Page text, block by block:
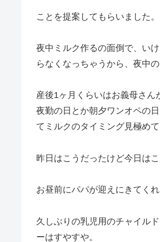
ことを提案してもらいました。
夜中ミルク作るの面倒で、い
らなくなっちゃうから、夜中
産後1ヶ月くらいはお義母さ
夜勤の日とか朝夕ワンオペの
てミルクのタイミング見極めて
昨日はこうだったけど今日は
お昼前にパパが迎えにきてくれ
久しぶりの乳児用のチャイル
ーはすやすや。